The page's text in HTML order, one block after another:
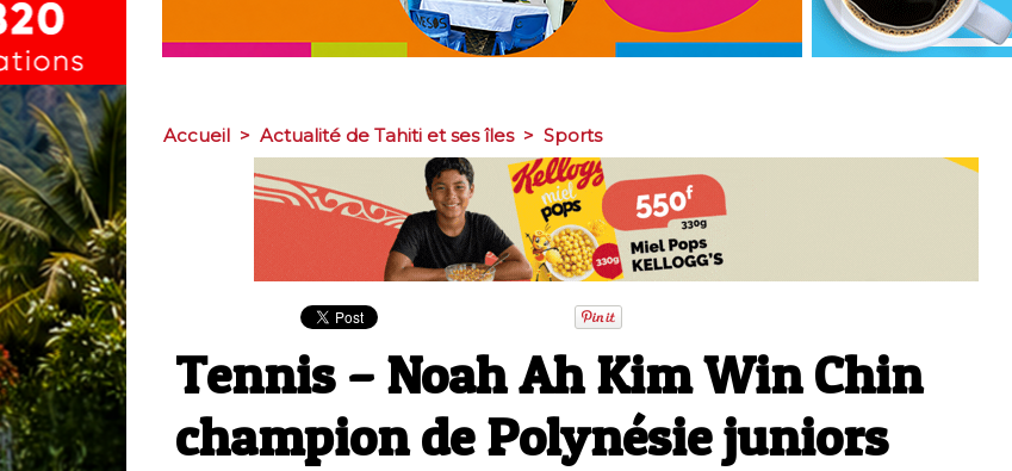
Accueil > Actualité de Tahiti et ses îles > Sports
Tennis – Noah Ah Kim Win Chin
champion de Polynésie juniors